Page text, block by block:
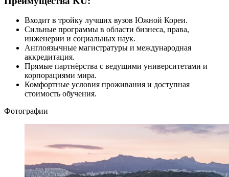
Входит в тройку лучших вузов Южной Кореи.
Сильные программы в области бизнеса, права,
инженерии и социальных наук.
Англоязычные магистратуры и международная
аккредитация.
Прямые партнёрства с ведущими университетами и
корпорациями мира.
Комфортные условия проживания и доступная
стоимость обучения.
Фотографии